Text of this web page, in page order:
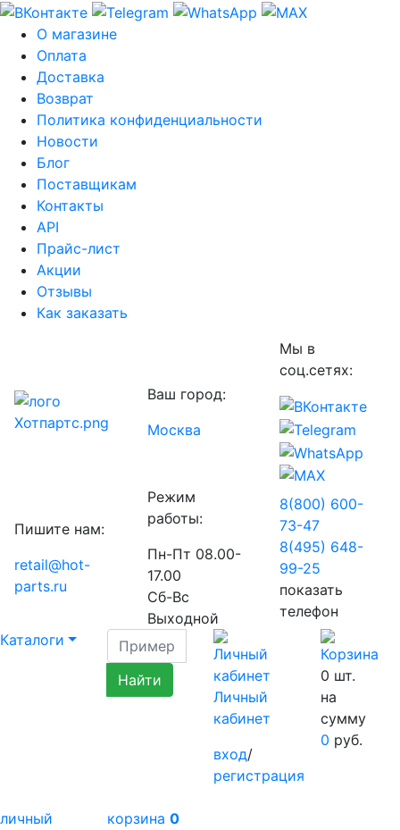
О магазине
Оплата
Доставка
Возврат
Политика конфиденциальности
Новости
Блог
Поставщикам
Контакты
API
Прайс-лист
Акции
Отзывы
Как заказать
Ваш город:
Москва
Мы в
соц.сетях:
Пишите нам:
retail@hot-
parts.ru
Режим
работы:
Пн-Пт 08.00-
17.00
Сб-Вс
Выходной
8(800) 600-
73-47
8(495) 648-
99-25
показать
телефон
Каталоги
Личный
кабинет
вход/
регистрация
0 шт.
на
сумму
0 руб.
личный
корзина 0